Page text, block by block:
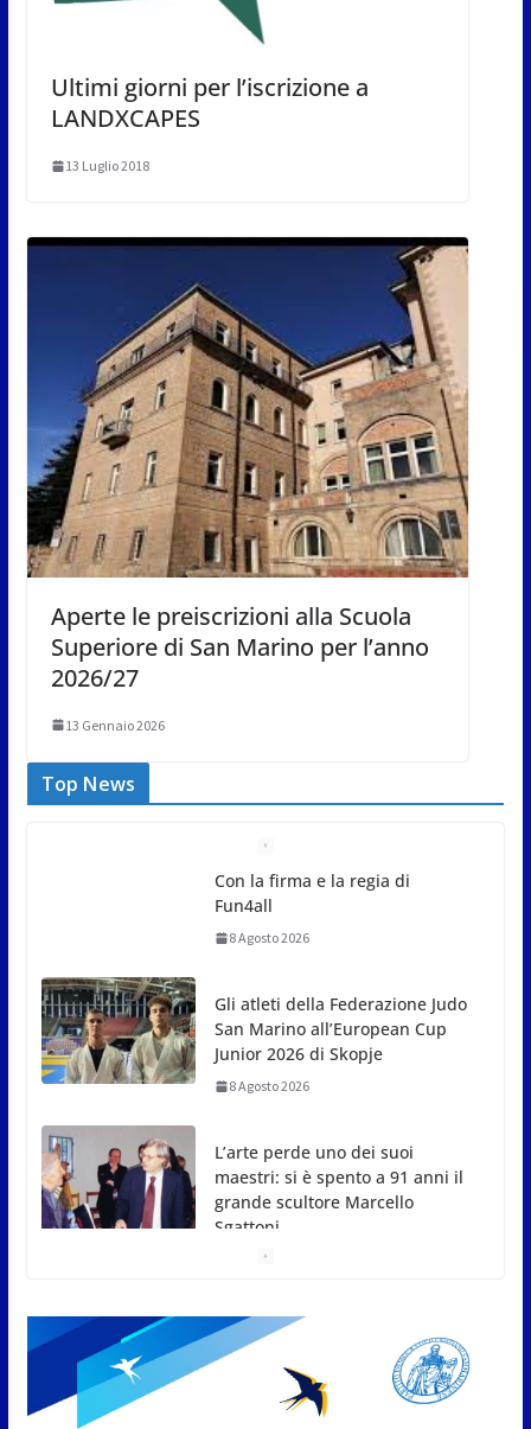
Ultimi giorni per l’iscrizione a
LANDXCAPES
13 Luglio 2018
Aperte le preiscrizioni alla Scuola
Superiore di San Marino per l’anno
2026/27
13 Gennaio 2026
Top News
Gli atleti della Federazione Judo
Junior 2026 di Skopje
L’arte perde uno dei suoi
grande scultore Marcello
8 Agosto 2026
A Oltremare 2.0 a Riccione in
San Marino Academy.
Femminile: quattro Primavera
aggregate alla Prima Squadra